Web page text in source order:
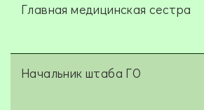
Главная медицинская сестра
Начальник штаба ГО